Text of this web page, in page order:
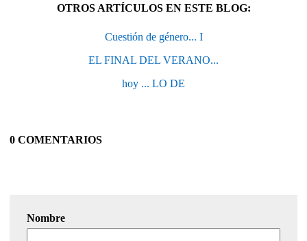
OTROS ARTÍCULOS EN ESTE BLOG:
Cuestión de género... I
EL FINAL DEL VERANO...
hoy ... LO DE
0 COMENTARIOS
Nombre